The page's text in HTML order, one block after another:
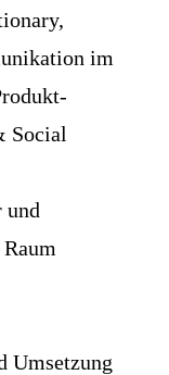
im
Social
und
Umsetzung